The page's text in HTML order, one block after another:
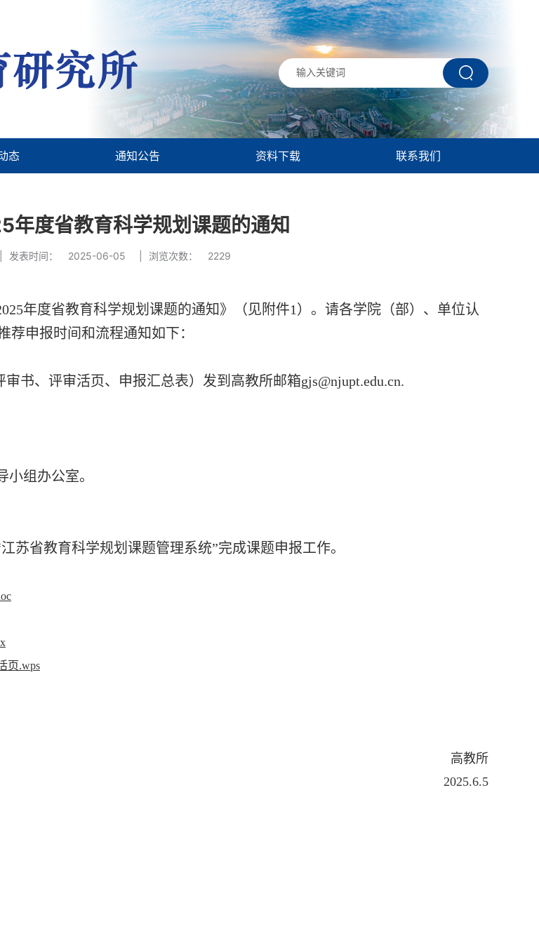
态 通知公告 资料下载 联系我们
年度省教育科学规划课题的通知
发表时间： 2025-06-05 浏览次数： 2229
年度省教育科学规划课题的通知》（见附件1 ）。请各学院（部）、单位认
申报时间和流程通知如下：
书、评审活页、申报汇总表）发到高教所邮箱gjs@njupt.edu.cn.
组办公室。
苏省教育科学规划课题管理系统”完成课题申报工作。
页.wps
高教所
2025.6.5